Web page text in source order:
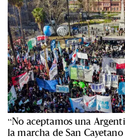
“No aceptamos una
la marcha de San